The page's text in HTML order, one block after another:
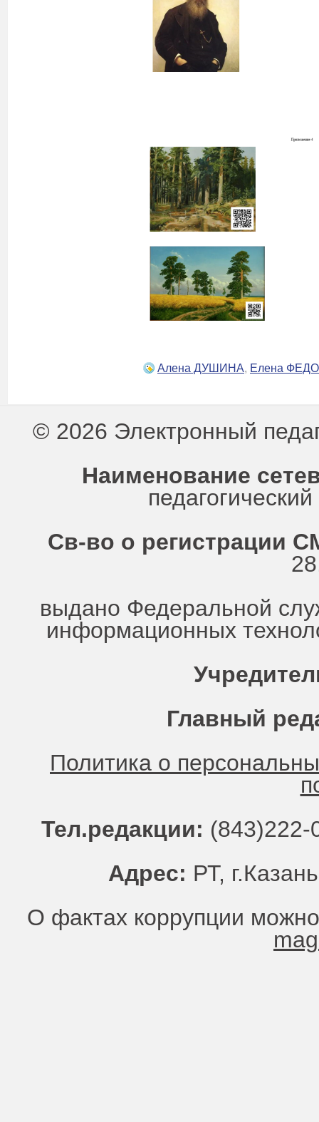
Алена ДУШИНА, Елена
© 2026 Электронный
Наименование
Св-во о регистрации
выдано Федеральной
информационных
Главный
Политика о
Тел.редакции:
Адрес: РТ,
О фактах коррупции